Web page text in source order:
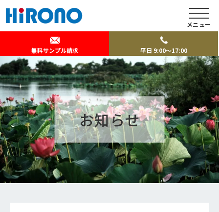
無料サンプル請求 平日 9:00～17:00
メニュー
お知らせ